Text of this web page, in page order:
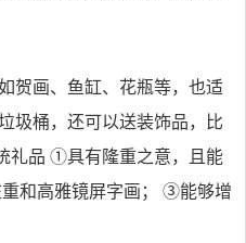
贺画、鱼缸、花瓶等，也适
圾桶，还可以送装饰品，比
礼品 ①具有隆重之意，且能
和高雅镜屏字画； ③能够增